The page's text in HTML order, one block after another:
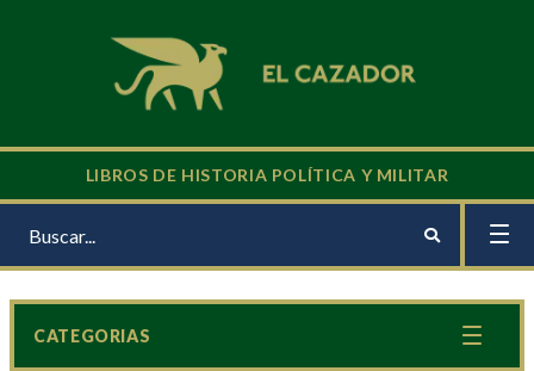
LIBROS DE HISTORIA POLÍTICA Y MILITAR
CATEGORIAS